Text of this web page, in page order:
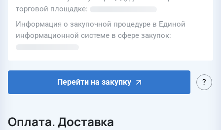
торговой площадке
Информация о закупочной процедуре в Единой
информационной системе в сфере закупок
Перейти на закупку
Оплата. Доставка